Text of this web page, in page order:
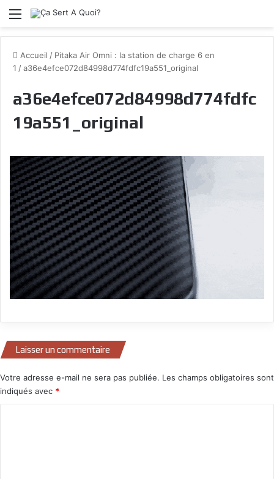
Menu
Accueil / Pitaka Air Omni : la station de charge 6 en
1 /a36e4efce072d84998d774fdfc19a551_original
a36e4efce072d84998d774fdfc
19a551_original
Laisser un commentaire
Votre adresse e-mail ne sera pas publiée. Les champs obligatoires sont
indiqués avec *